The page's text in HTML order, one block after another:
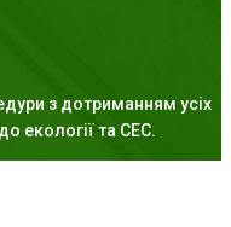
з дотриманням усіх
екології та СЕС.